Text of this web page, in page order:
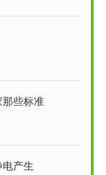
那些标准
产生